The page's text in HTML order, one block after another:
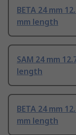
BETA 24 mm
mm length
SAM 24 mm
length
BETA 24 mm
mm length